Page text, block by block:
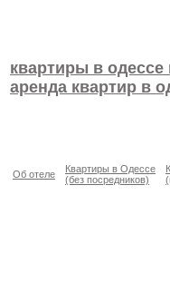
квартиры в одессе
аренда квартир в
Об отеле
Квартиры в Одессе
(без посредников)